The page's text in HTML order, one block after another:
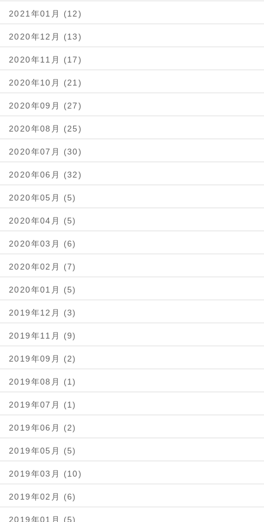
2021年01月 (12)
2020年12月 (13)
2020年11月 (17)
2020年10月 (21)
2020年09月 (27)
2020年08月 (25)
2020年07月 (30)
2020年06月 (32)
2020年05月 (5)
2020年04月 (5)
2020年03月 (6)
2020年02月 (7)
2020年01月 (5)
2019年12月 (3)
2019年11月 (9)
2019年09月 (2)
2019年08月 (1)
2019年07月 (1)
2019年06月 (2)
2019年05月 (5)
2019年03月 (10)
2019年02月 (6)
2019年01月 (5)